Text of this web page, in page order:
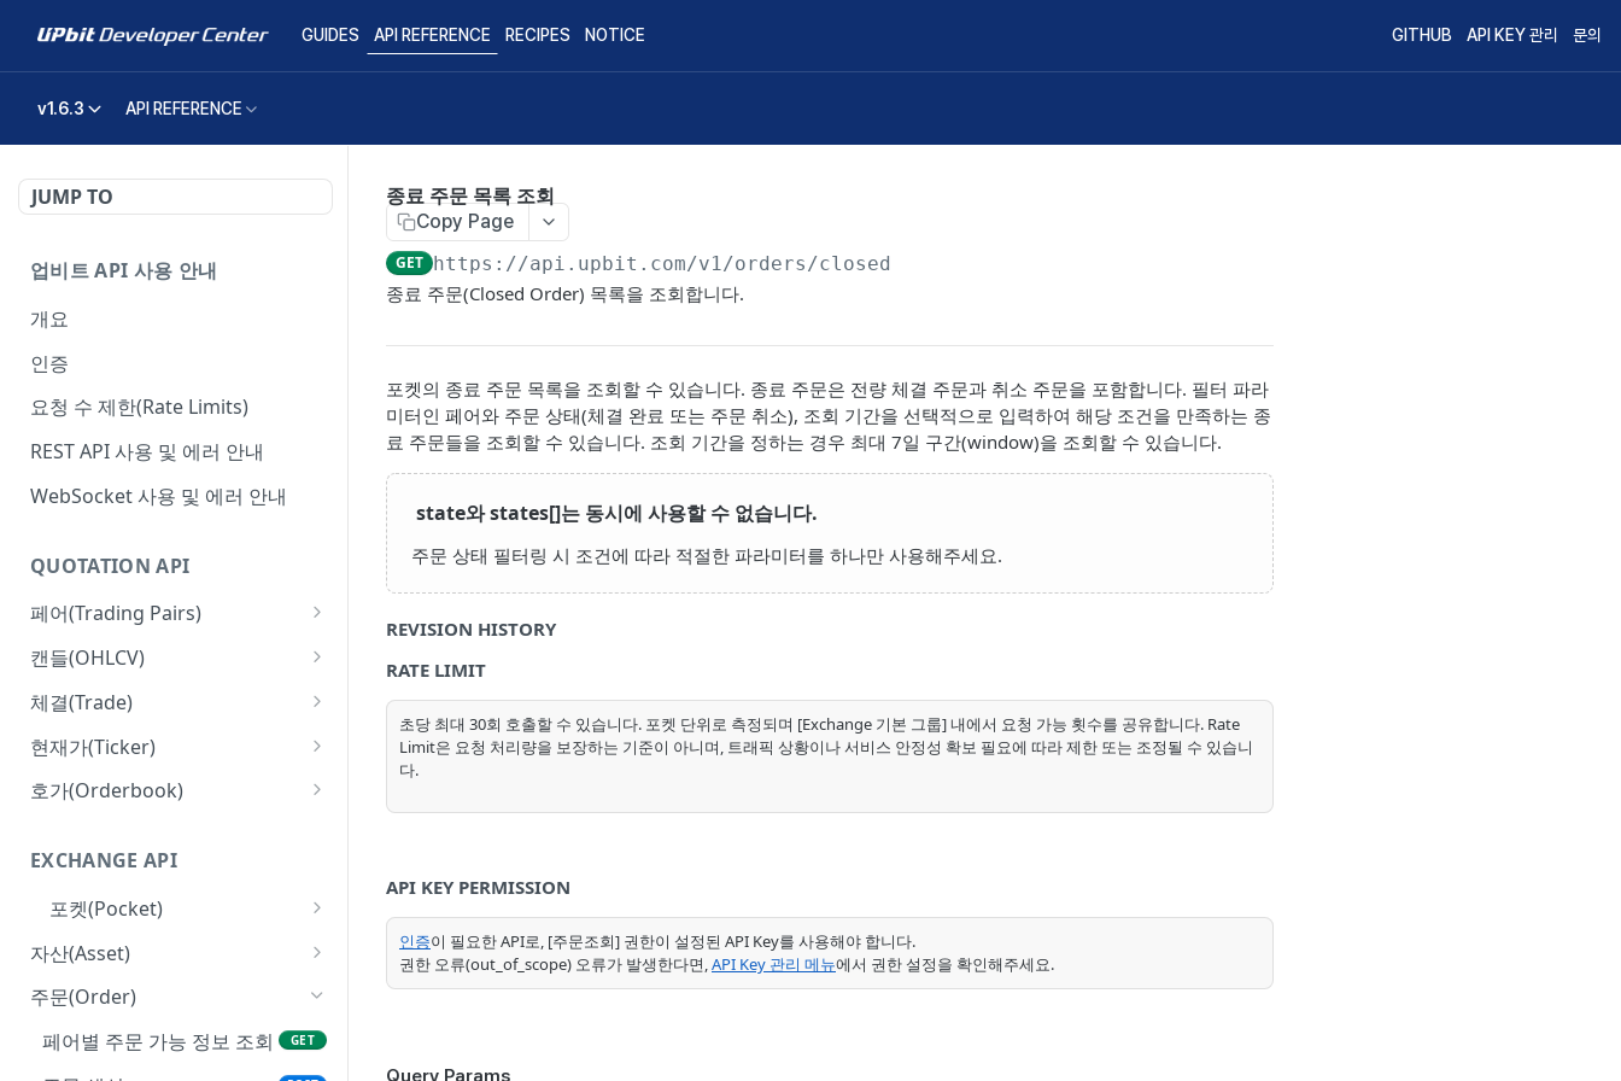
GUIDES API REFERENCE RECIPES NOTICE GITHUB API KEY 관리 문의
v1.6.3 API REFERENCE
JUMP TO
업비트 API 사용 안내
개요
인증
요청 수 제한(Rate Limits)
REST API 사용 및 에러 안내
WebSocket 사용 및 에러 안내
QUOTATION API
페어(Trading Pairs)
페어 목록 조회
캔들(OHLCV)
초(Second) 캔들 조회
분(Minute) 캔들 조회
일(Day) 캔들 조회
월(Month) 캔들 조회
연(Year) 캔들 조회 GET
체결(Trade)
페어 체결 이력 조회
현재가(Ticker)
페어 단위 현재가 조회
호가(Orderbook)
호가 정책 조회
EXCHANGE API
포켓(Pocket)
포켓 정보 조회
포켓별 API Key 목록 조회
서브포켓 잔고 조회 GET
POST
자산(Asset)
포켓 잔고 조회
주문(Order)
페어별 주문 가능 정보 조회
GET
종료 주문 목록 조회
Copy Page
GET https://api.upbit.com/v1/orders/closed
종료 주문(Closed Order) 목록을 조회합니다.
포켓의 종료 주문 목록을 조회할 수 있습니다. 종료 주문은 전량 체결 주문과 취소 주문을 포함합니다. 필터 파라
미터인 페어와 주문 상태(체결 완료 또는 주문 취소), 조회 기간을 선택적으로 입력하여 해당 조건을 만족하는 종
료 주문들을 조회할 수 있습니다. 조회 기간을 정하는 경우 최대 7일 구간(window)을 조회할 수 있습니다.
state와 states[]는 동시에 사용할 수 없습니다.
주문 상태 필터링 시 조건에 따라 적절한 파라미터를 하나만 사용해주세요.
REVISION HISTORY
RATE LIMIT
초당 최대 30회 호출할 수 있습니다. 포켓 단위로 측정되며 [Exchange 기본 그룹] 내에서 요청 가능 횟수를 공유합니다. Rate
Limit은 요청 처리량을 보장하는 기준이 아니며, 트래픽 상황이나 서비스 안정성 확보 필요에 따라 제한 또는 조정될 수 있습니
다.
API KEY PERMISSION
인증이 필요한 API로, [주문조회] 권한이 설정된 API Key를 사용해야 합니다.
권한 오류(out_of_scope) 오류가 발생한다면,API Key 관리 메뉴에서 권한 설정을 확인해주세요.
Query Params